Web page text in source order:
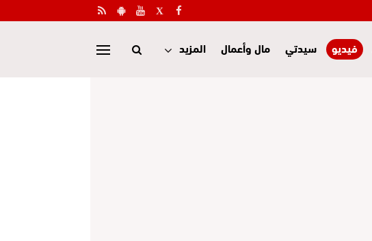
فيديو سيدتي مال وأعمال المزيد